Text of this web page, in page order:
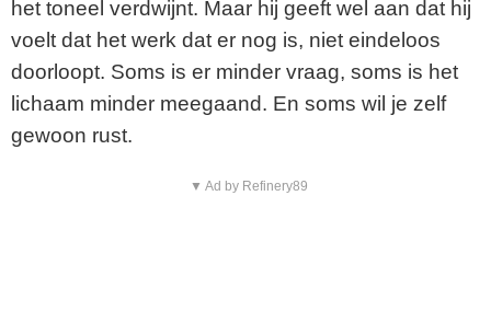
d
e
het toneel verdwijnt. Maar hij geeft wel aan dat hij
voelt dat het werk dat er nog is, niet eindeloos
doorloopt. Soms is er minder vraag, soms is het
lichaam minder meegaand. En soms wil je zelf
gewoon rust.
▼ Ad by Refinery89